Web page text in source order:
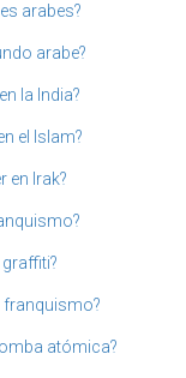
arabes?
arabe?
la India?
el Islam?
en Irak?
franquismo?
atómica?